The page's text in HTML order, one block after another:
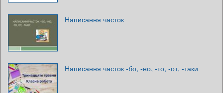
Написання часток
Написання часток -бо, -но, -то, -от, -таки